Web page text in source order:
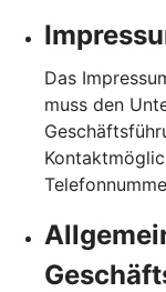
Das
muss den